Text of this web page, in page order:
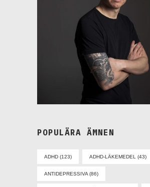
POPULÄRA ÄMNEN
ADHD (123) ADHD-LÄKEMEDEL (43)
ANTIDEPRESSIVA (86)